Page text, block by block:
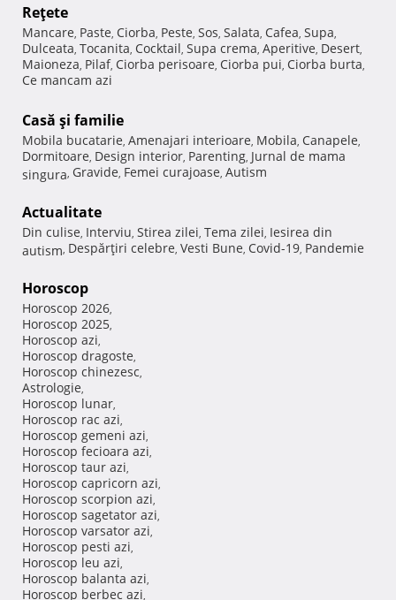
Reţete
Mancare, Paste, Ciorba, Peste, Sos, Salata, Cafea, Supa,
Dulceata, Tocanita, Cocktail, Supa crema, Aperitive, Desert,
Maioneza, Pilaf, Ciorba perisoare, Ciorba pui, Ciorba burta,
Ce mancam azi
Casă şi familie
Mobila bucatarie, Amenajari interioare, Mobila, Canapele,
Dormitoare, Design interior, Parenting, Jurnal de mama
singura, Gravide, Femei curajoase, Autism
Actualitate
Din culise, Interviu, Stirea zilei, Tema zilei, Iesirea din
autism, Despărţiri celebre, Vesti Bune, Covid-19, Pandemie
Horoscop
Horoscop 2026,
Horoscop 2025,
Horoscop azi,
Horoscop dragoste,
Horoscop chinezesc,
Astrologie,
Horoscop lunar,
Horoscop rac azi,
Horoscop gemeni azi,
Horoscop fecioara azi,
Horoscop taur azi,
Horoscop capricorn azi,
Horoscop scorpion azi,
Horoscop sagetator azi,
Horoscop varsator azi,
Horoscop pesti azi,
Horoscop leu azi,
Horoscop balanta azi,
Horoscop berbec azi,